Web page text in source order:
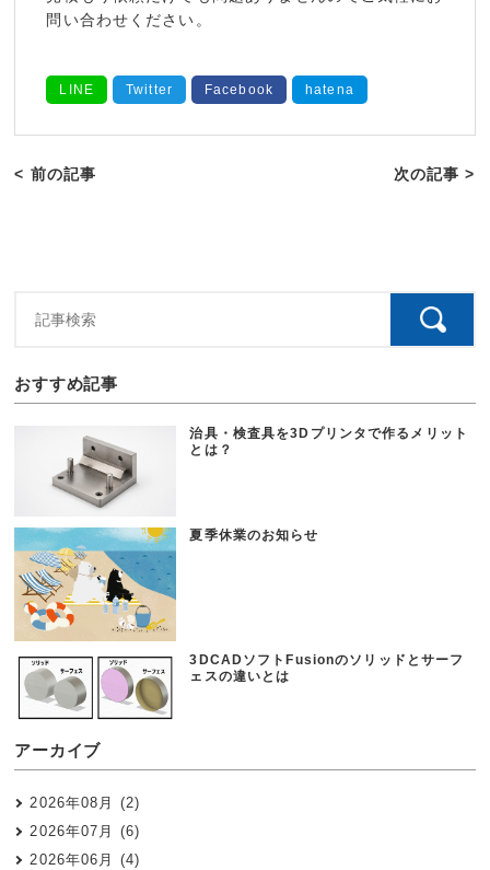
問い合わせください。
LINE Twitter Facebook hatena
< 前の記事 次の記事 >
おすすめ記事
治具・検査具を3Dプリンタで作るメリット
とは？
夏季休業のお知らせ
3DCADソフトFusionのソリッドとサーフ
ェスの違いとは
アーカイブ
2026年08月 (2)
2026年07月 (6)
2026年06月 (4)